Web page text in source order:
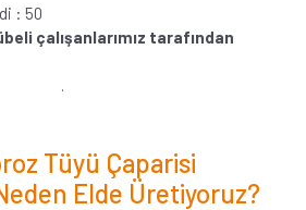
: 50
çalışanlarımız tarafından
Tüyü Çaparisi
Elde Üretiyoruz?